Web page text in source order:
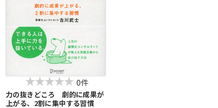
0件
力の抜きどころ 劇的に成果が
上がる、2割に集中する習慣